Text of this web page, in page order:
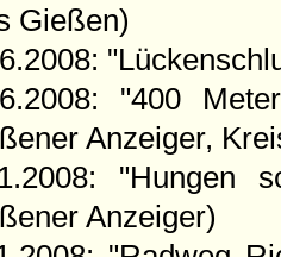
Gießen)
"400
Anzeiger,
"Hungen
Anzeiger)